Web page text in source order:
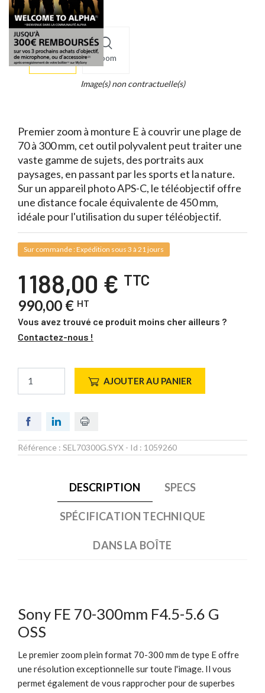
Zoom
More
info
×
Legend...
Image(s) non contractuelle(s)
Premier zoom à monture E à couvrir une plage de
70 à 300 mm, cet outil polyvalent peut traiter une
vaste gamme de sujets, des portraits aux
paysages, en passant par les sports et la nature.
Sur un appareil photo APS-C, le téléobjectif offre
une distance focale équivalente de 450 mm,
idéale pour l'utilisation du super téléobjectif.
Sur commande : Expédition sous 3 à 21 jours
1 188,00 € TTC
990,00 € HT
Vous avez trouvé ce produit moins cher ailleurs ?
Contactez-nous !
AJOUTER AU PANIER
Référence : SEL70300G.SYX - Id : 1059260
DESCRIPTION SPECS
SPÉCIFICATION TECHNIQUE
DANS LA BOÎTE
Sony FE 70-300mm F4.5-5.6 G
OSS
Le premier zoom plein format 70-300 mm de type E offre
une résolution exceptionnelle sur toute l'image. Il vous
permet également de vous rapprocher pour de superbes